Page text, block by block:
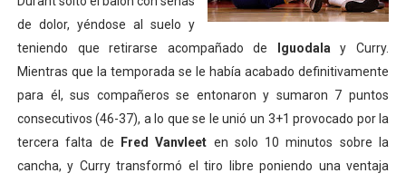
de dolor, yéndose al suelo y
teniendo que retirarse acompañado de
Iguodalay Curry.
Mientras que la temporada se le había acabado definitivamente
para él, sus compañeros se entonaron y sumaron 7 puntos
consecutivos (46-37), a lo que se le unió un 3+1 provocado por la
tercera falta de
Fred Vanvleet en solo 10 minutos sobre la
cancha, y Curry transformó el tiro libre poniendo una ventaja